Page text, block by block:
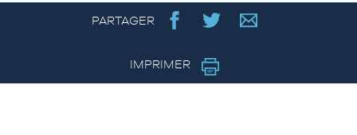
PARTAGER
IMPRIMER